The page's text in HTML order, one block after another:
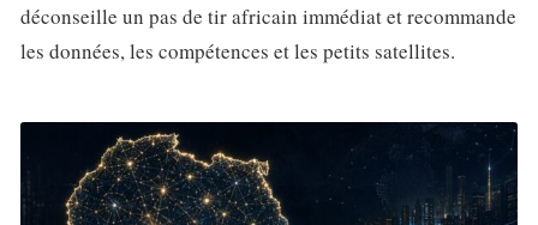
déconseille un pas de tir africain immédiat et recommande
les données, les compétences et les petits satellites.